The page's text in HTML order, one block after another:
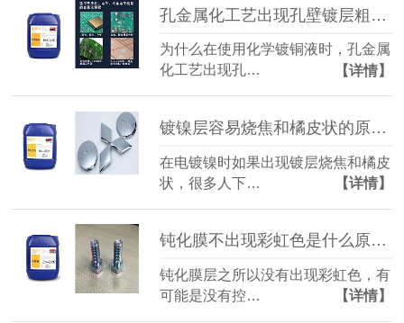
孔金属化工艺出现孔壁镀层粗糙该怎么办？（化学镀铜液）
为什么在使用化学镀铜液时，孔金属
化工艺出现孔…
【详情】
镀镍层容易烧焦和橘皮状的原因是什么？（镀镍光亮剂）
在电镀镍时如果出现镀层烧焦和橘皮
状，很多人下…
【详情】
钝化膜不出现彩虹色是什么原因造成的02？（三价铬彩锌钝化液）
钝化膜层之所以没有出现彩虹色，有
可能是没有控…
【详情】